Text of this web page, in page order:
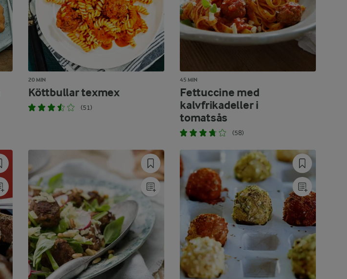
20 MIN
Köttbullar texmex
(51)
45 MIN
Fettuccine med
kalvfrikadeller i
tomatsås
(58)